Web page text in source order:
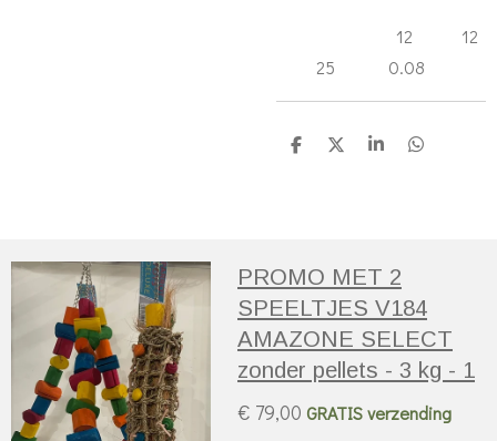
12 12
25 0.08
D
D
S
D
PROMO MET 2
SPEELTJES V184
AMAZONE SELECT
zonder pellets - 3 kg - 1
€ 79,00 GRATIS verzending